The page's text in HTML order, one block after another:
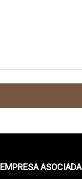
EMPRESA ASOCIADA